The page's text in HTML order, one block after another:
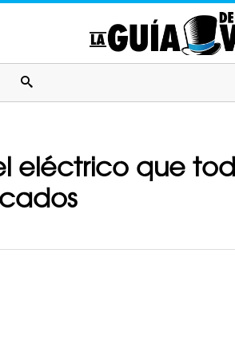
eléctrico que